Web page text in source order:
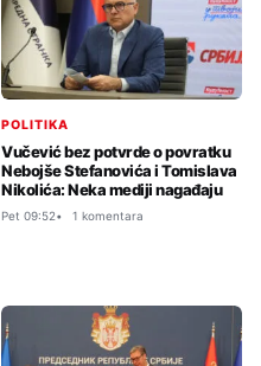
POLITIKA
Vučević bez potvrde o povratku
Nebojše Stefanovića i Tomislava
Nikolića: Neka mediji nagađaju
Pet 09:52 1 komentara